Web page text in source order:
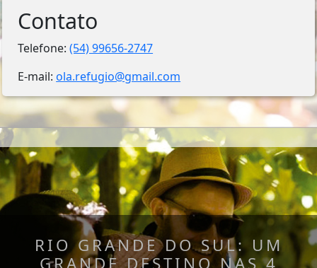
Contato
Telefone:(54) 99656-2747
E-mail:ola.refugio@gmail.com
RIO GRANDE DO SUL: UM
GRANDE DESTINO NAS 4